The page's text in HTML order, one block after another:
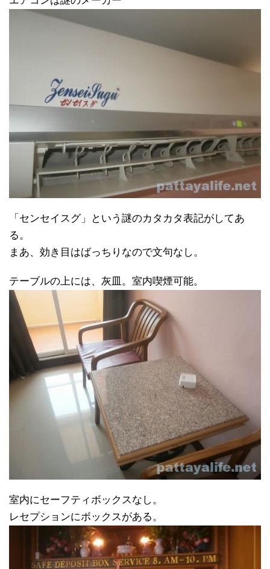
「センセイスグ」という謎のカタカタ表記がしてあ
る。
まあ、効き目はばっちりなので文句なし。
テーブルの上には、灰皿。室内喫煙可能。
室内にセーフティボックスなし。
レセプションにボックスがある。